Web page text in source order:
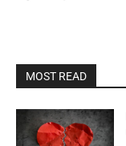
MOST READ